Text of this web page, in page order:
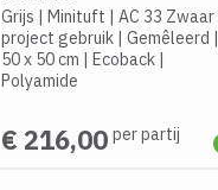
Grijs | Minituft | AC 33 Zwaar
project gebruik| Gemêleerd |
50 x 50 cm | Ecoback|
Polyamide
€ 216,00 per partij